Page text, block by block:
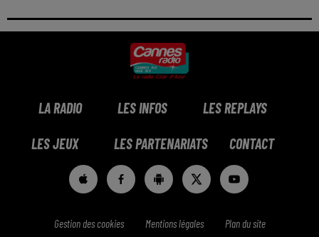
LA RADIO LES INFOS LES REPLAYS
LES JEUX LES PARTENARIATS CONTACT
Gestion des cookies Mentions légales Plan du site